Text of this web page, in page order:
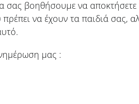
βοηθήσουμε να
να έχουν τα παιδιά σας,
μας :